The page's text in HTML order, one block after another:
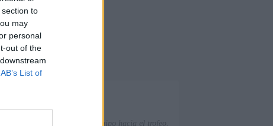
to
may
personal
out of the
List of
tú eres el que lidera a tu equipo hacia el trofeo.